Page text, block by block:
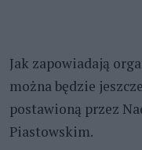
Jak zapowiadają
można będzie
postawioną przez
Piastowskim.